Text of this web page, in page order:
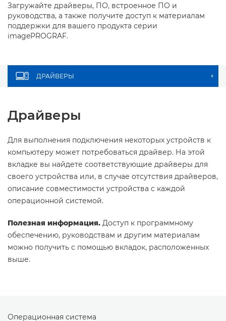
Загружайте драйверы, ПО, встроенное ПО и
руководства, а также получите доступ к материалам
поддержки для вашего продукта серии
imagePROGRAF.
ДРАЙВЕРЫ +
Драйверы
Для выполнения подключения некоторых устройств к
компьютеру может потребоваться драйвер. На этой
вкладке вы найдете соответствующие драйверы для
своего устройства или, в случае отсутствия драйверов,
описание совместимости устройства с каждой
операционной системой.
Полезная информация. Доступ к программному
обеспечению, руководствам и другим материалам
можно получить с помощью вкладок, расположенных
выше.
Операционная система